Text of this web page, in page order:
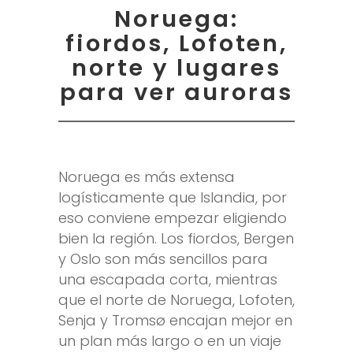
Noruega:
fiordos, Lofoten,
norte y lugares
para ver auroras
Noruega es más extensa
logísticamente que Islandia, por
eso conviene empezar eligiendo
bien la región. Los fiordos, Bergen
y Oslo son más sencillos para
una escapada corta, mientras
que el norte de Noruega, Lofoten,
Senja y Tromsø encajan mejor en
un plan más largo o en un viaje